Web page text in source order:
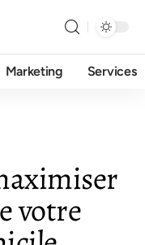
Marketing Services
votre